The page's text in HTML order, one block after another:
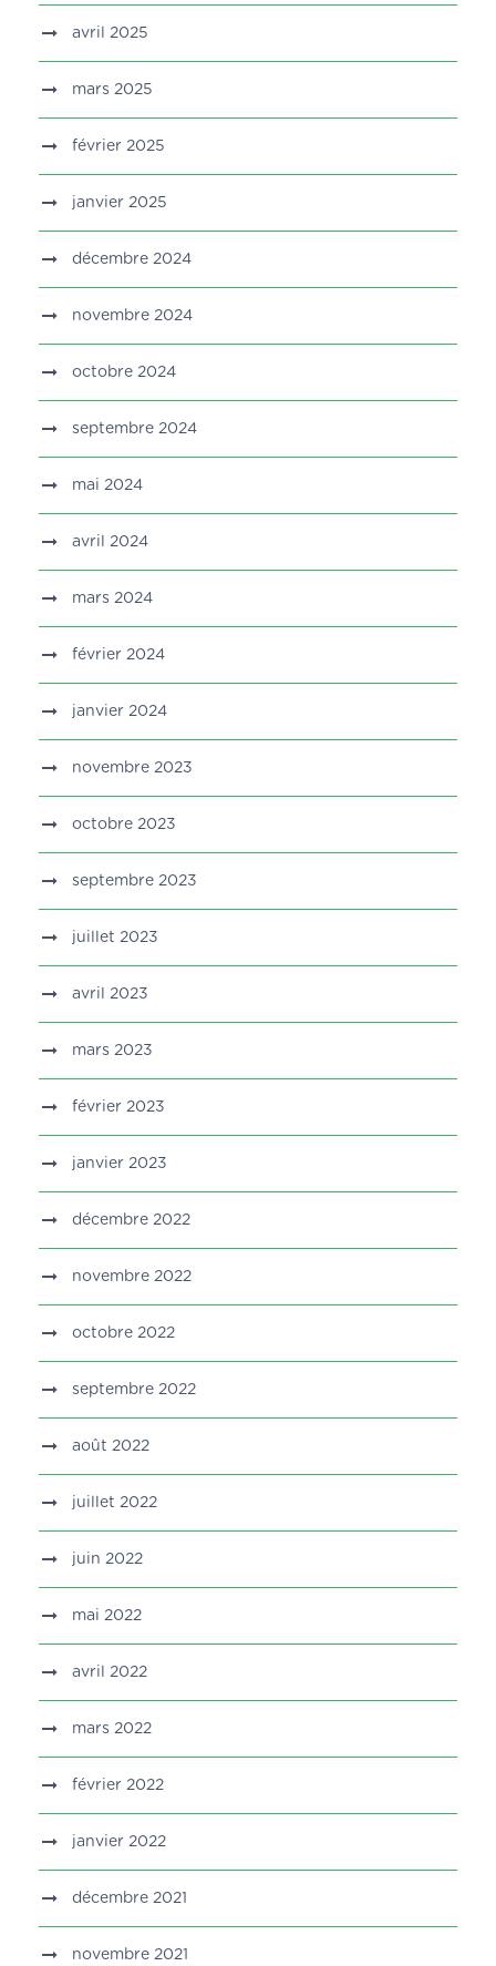
avril 2025
mars 2025
février 2025
janvier 2025
décembre 2024
novembre 2024
octobre 2024
septembre 2024
mai 2024
avril 2024
mars 2024
février 2024
janvier 2024
novembre 2023
octobre 2023
septembre 2023
juillet 2023
avril 2023
mars 2023
février 2023
janvier 2023
décembre 2022
novembre 2022
octobre 2022
septembre 2022
août 2022
juillet 2022
juin 2022
mai 2022
avril 2022
mars 2022
février 2022
janvier 2022
décembre 2021
novembre 2021